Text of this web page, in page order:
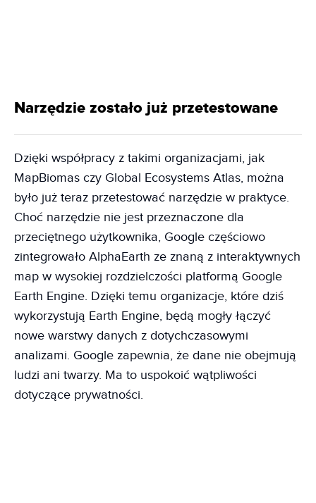
Narzędzie zostało już przetestowane
Dzięki współpracy z takimi organizacjami, jak
MapBiomas czy Global Ecosystems Atlas, można
było już teraz przetestować narzędzie w praktyce.
Choć narzędzie nie jest przeznaczone dla
przeciętnego użytkownika, Google częściowo
zintegrowało AlphaEarth ze znaną z interaktywnych
map w wysokiej rozdzielczości platformą Google
Earth Engine. Dzięki temu organizacje, które dziś
wykorzystują Earth Engine, będą mogły łączyć
nowe warstwy danych z dotychczasowymi
analizami. Google zapewnia, że dane nie obejmują
ludzi ani twarzy. Ma to uspokoić wątpliwości
dotyczące prywatności.